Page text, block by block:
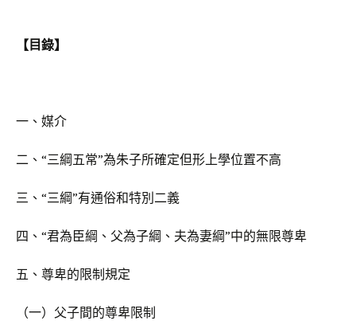
【目錄】
一、媒介
二、“三綱五常”為朱子所確定但形上學位置不高
三、“三綱”有通俗和特別二義
四、“君為臣綱、父為子綱、夫為妻綱”中的無限尊卑
五、尊卑的限制規定
（一）父子間的尊卑限制